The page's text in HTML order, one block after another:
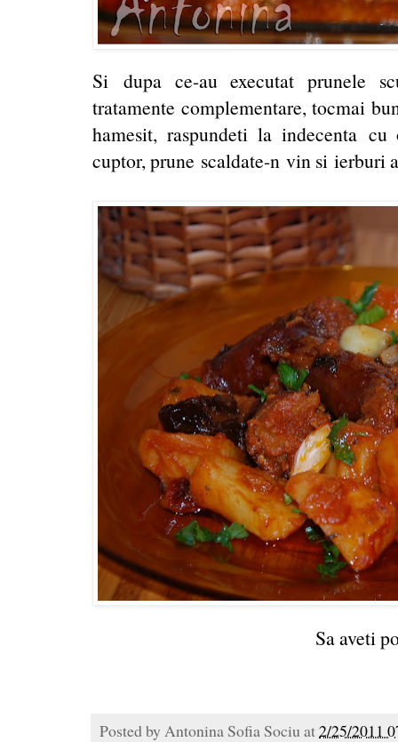
Si dupa ce-au executat prunele
tratamente complementare, tocmai
hamesit, raspundeti la indecenta
cuptor, prune scaldate-n vin si ierburi
Sa aveti
Posted by Antonina Sofia Sociu at2/25/2011